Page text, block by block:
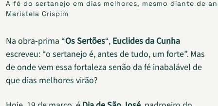
A fé do sertanejo em dias melhores, mesmo diante de
Maristela Crispim
Na obra-prima “Os Sertões“, Euclides da Cunha
escreveu: “o sertanejo é, antes de tudo, um forte”. Mas
de onde vem essa fortaleza senão da fé inabalável de
que dias melhores virão?